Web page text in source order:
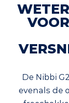
De Nibbi
evenals de